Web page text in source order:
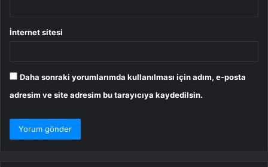
İnternet sitesi
Daha sonraki yorumlarımda kullanılması için adım, e-posta
adresim ve site adresim bu tarayıcıya kaydedilsin.